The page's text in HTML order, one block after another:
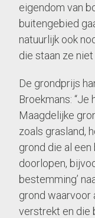
eigendom van
buitengebied
natuurlijk ook
die staan ze
De grondprijs
Broekmans: “Je
Maagdelijke
zoals grasland,
grond die al
doorlopen,
bestemming’
grond waarvoor
verstrekt en die